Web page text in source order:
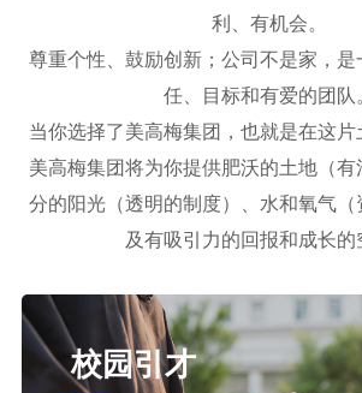
利、有机会。
尊重个性、鼓励创新；公司不是家，
任、目标和有爱的团队
当你选择了美高梅集团，也就是在这片
美高梅集团将为你提供肥沃的土地（
分的阳光（透明的制度）、水和氧气（
及有吸引力的回报和成长的
校园引才